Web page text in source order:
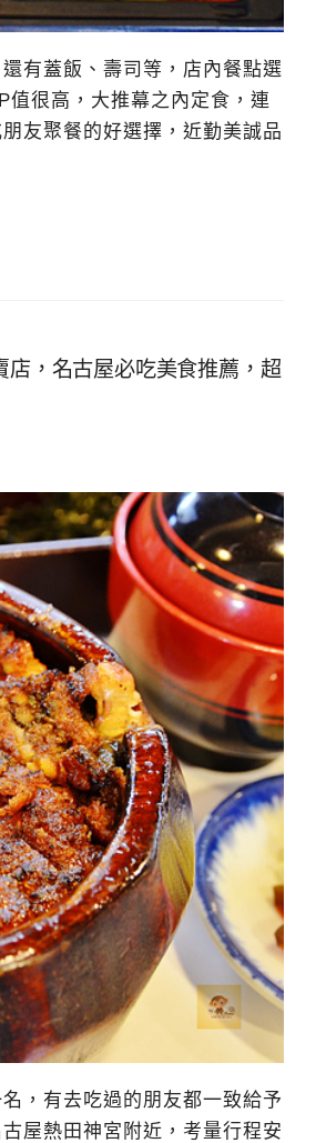
有蓋飯、壽司等，店內餐點選
很高，大推幕之內定食，連
友聚餐的好選擇，近勤美誠品
店，名古屋必吃美食推薦，超
，有去吃過的朋友都一致給予
屋熱田神宮附近，考量行程安